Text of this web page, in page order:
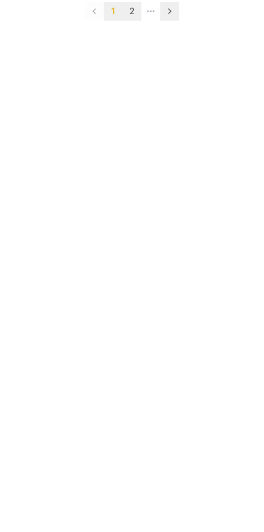
1 2
More pages